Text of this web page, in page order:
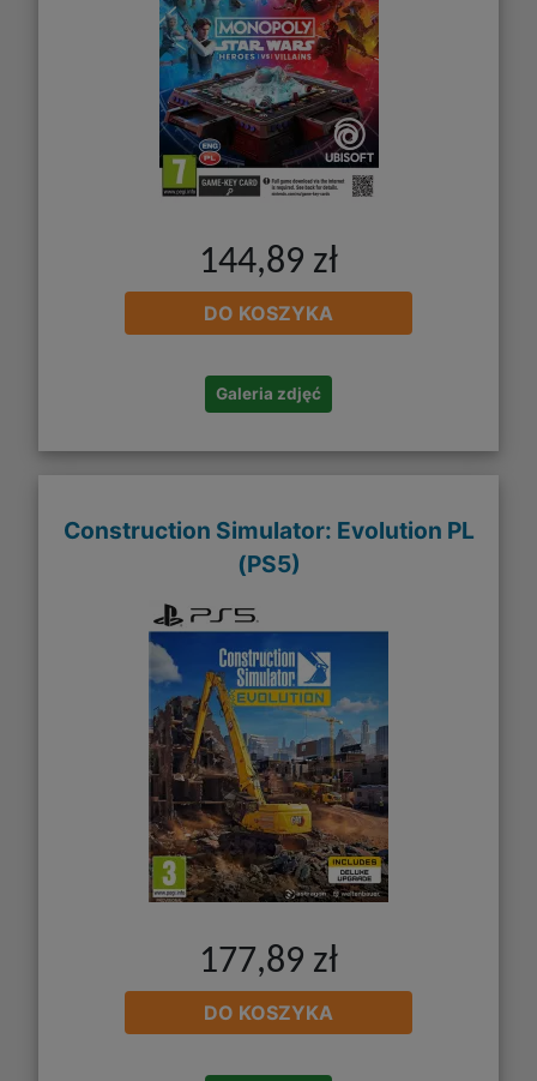
144,89 zł
DO KOSZYKA
Galeria zdjęć
Construction Simulator: Evolution PL
(PS5)
177,89 zł
DO KOSZYKA